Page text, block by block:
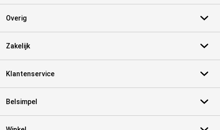
Overig
Zakelijk
Klantenservice
Belsimpel